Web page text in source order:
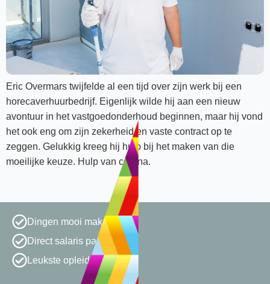
Eric Overmars twijfelde al een tijd over zijn werk bij een
horecaverhuurbedrijf. Eigenlijk wilde hij aan een nieuw
avontuur in het vastgoedonderhoud beginnen, maar hij vond
het ook eng om zijn zekerheid en vaste contract op te
zeggen. Gelukkig kreeg hij hulp bij het maken van die
moeilijke keuze. Hulp van corona.
Dingen mooi maken
Direct salaris pakken
Leukste opleiding van NL